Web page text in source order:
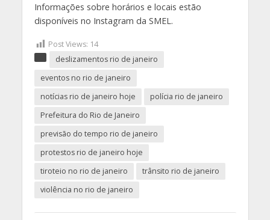
Informações sobre horários e locais estão
disponíveis no Instagram da SMEL.
Post Views: 14
deslizamentos rio de janeiro
eventos no rio de janeiro
notícias rio de janeiro hoje
polícia rio de janeiro
Prefeitura do Rio de Janeiro
previsão do tempo rio de janeiro
protestos rio de janeiro hoje
tiroteio no rio de janeiro
trânsito rio de janeiro
violência no rio de janeiro